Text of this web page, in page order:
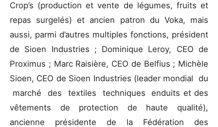
Crop’s (production et vente de légumes, fruits et
repas surgelés) et ancien patron du Voka, mais
aussi, parmi d’autres multiples fonctions, président
de Sioen Industries ; Dominique Leroy, CEO de
Proximus ; Marc Raisière, CEO de Belfius ; Michèle
Sioen, CEO de Sioen Industries (leader mondial du
marché des textiles techniques enduits et des
vêtements de protection de haute qualité),
ancienne présidente de la Fédération des